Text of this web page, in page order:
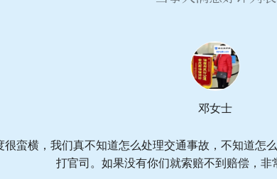
蛮横，我们真不知道怎么处理交通事故，不知道
打官司。如果没有你们就索赔不到赔偿，非
邓女士